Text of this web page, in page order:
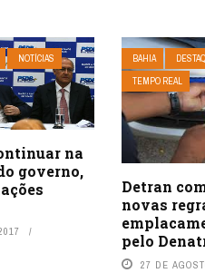
NOTÍCIAS
na
governo,
BAHIA
TEMPO REAL
Detran
novas
pelo
27 DE